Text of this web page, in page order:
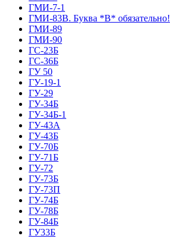
ГМИ-7-1
ГМИ-83В. Буква *В* обязательно!
ГМИ-89
ГМИ-90
ГС-23Б
ГС-36Б
ГУ 50
ГУ-19-1
ГУ-29
ГУ-34Б
ГУ-34Б-1
ГУ-43А
ГУ-43Б
ГУ-70Б
ГУ-71Б
ГУ-72
ГУ-73Б
ГУ-73П
ГУ-74Б
ГУ-78Б
ГУ-84Б
ГУ33Б